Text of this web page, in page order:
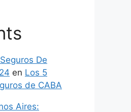
De
en Los 5
de CABA
Aires: